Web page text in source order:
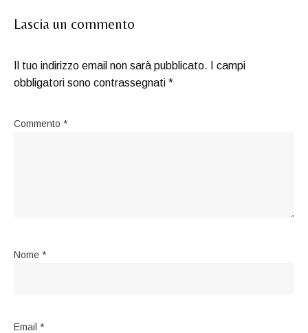
Lascia un commento
Il tuo indirizzo email non sarà pubblicato.
I campi
obbligatori sono contrassegnati *
Commento *
Nome *
Email *